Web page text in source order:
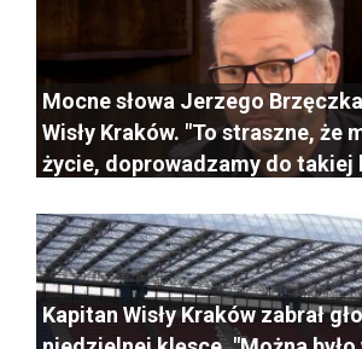
Mocne słowa Jerzego
Wisły Kraków. "To straszne, że
życie, doprowadzamy do
Kapitan Wisły Kraków zabrał